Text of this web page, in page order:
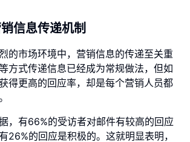
信息传递机制
的市场环境中，营销信息的传递至关重
方式传递信息已经成为常规做法，但如
得更高的回应率，却是每个营销人员都
，有66%的受访者对邮件有较高的回应
26%的回应是积极的。这就明显表明，